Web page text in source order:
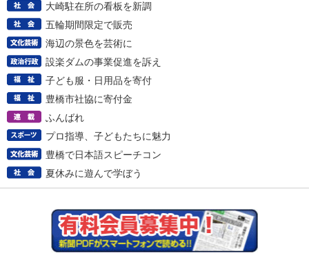
大崎駐在所の看板を新調
五輪期間限定で販売
海辺の景色を芸術に
設楽ダムの事業促進を訴え
子ども服・日用品を寄付
豊橋市社協に寄付金
ふんばれ
プロ指導、子どもたちに魅力
豊橋で日本語スピーチコン
夏休みに遊んで学ぼう